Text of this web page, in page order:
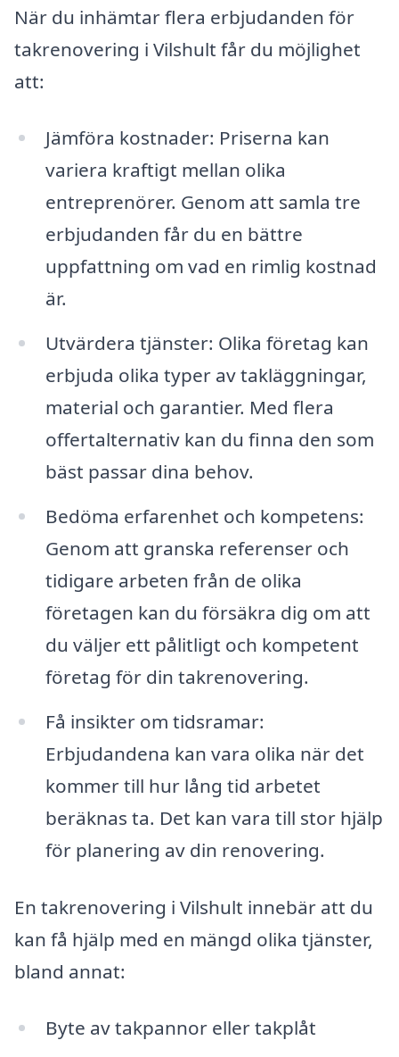
När du inhämtar flera erbjudanden för
takrenovering i Vilshult får du möjlighet
att:
Jämföra kostnader: Priserna kan
variera kraftigt mellan olika
entreprenörer. Genom att samla tre
erbjudanden får du en bättre
uppfattning om vad en rimlig kostnad
är.
Utvärdera tjänster: Olika företag kan
erbjuda olika typer av takläggningar,
material och garantier. Med flera
offertalternativ kan du finna den som
bäst passar dina behov.
Bedöma erfarenhet och kompetens:
Genom att granska referenser och
tidigare arbeten från de olika
företagen kan du försäkra dig om att
du väljer ett pålitligt och kompetent
företag för din takrenovering.
Få insikter om tidsramar:
Erbjudandena kan vara olika när det
kommer till hur lång tid arbetet
beräknas ta. Det kan vara till stor hjälp
för planering av din renovering.
En takrenovering i Vilshult innebär att du
kan få hjälp med en mängd olika tjänster,
bland annat:
Byte av takpannor eller takplåt